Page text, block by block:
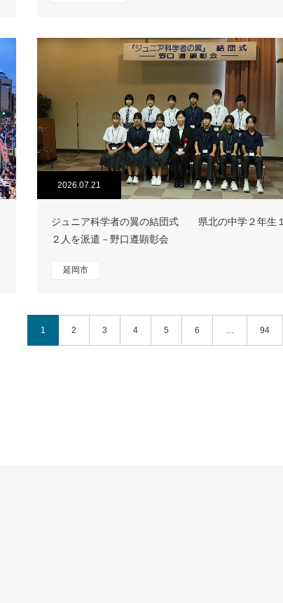
2026.07.21
ジュニア科学者の翼の結団式 県北の中学２年生１
２人を派遣－野口遵顕彰会
延岡市
1 2 3 4 5 6 … 94